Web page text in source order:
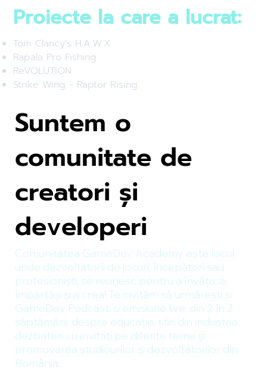
Proiecte la care a lucrat:
Tom Clancy's H.A.W.X
Rapala Pro Fishing
ReVOLUTION
Strike Wing - Raptor Rising
Suntem o
comunitate de
creatori și
developeri
Comunitatea GameDev Academy este locul
unde dezvoltatorii de jocuri, începători sau
profesioniști, se reunesc pentru a învăța, a
împărtăși și a crea! Te invităm să urmărești și
GameDev Podcast, o emisiune live, din 2 în 2
săptămâni, despre educație, știri din industrie,
dezbateri cu invitați pe diferite teme și
promovarea studiourilor și dezvoltatorilor din
România.